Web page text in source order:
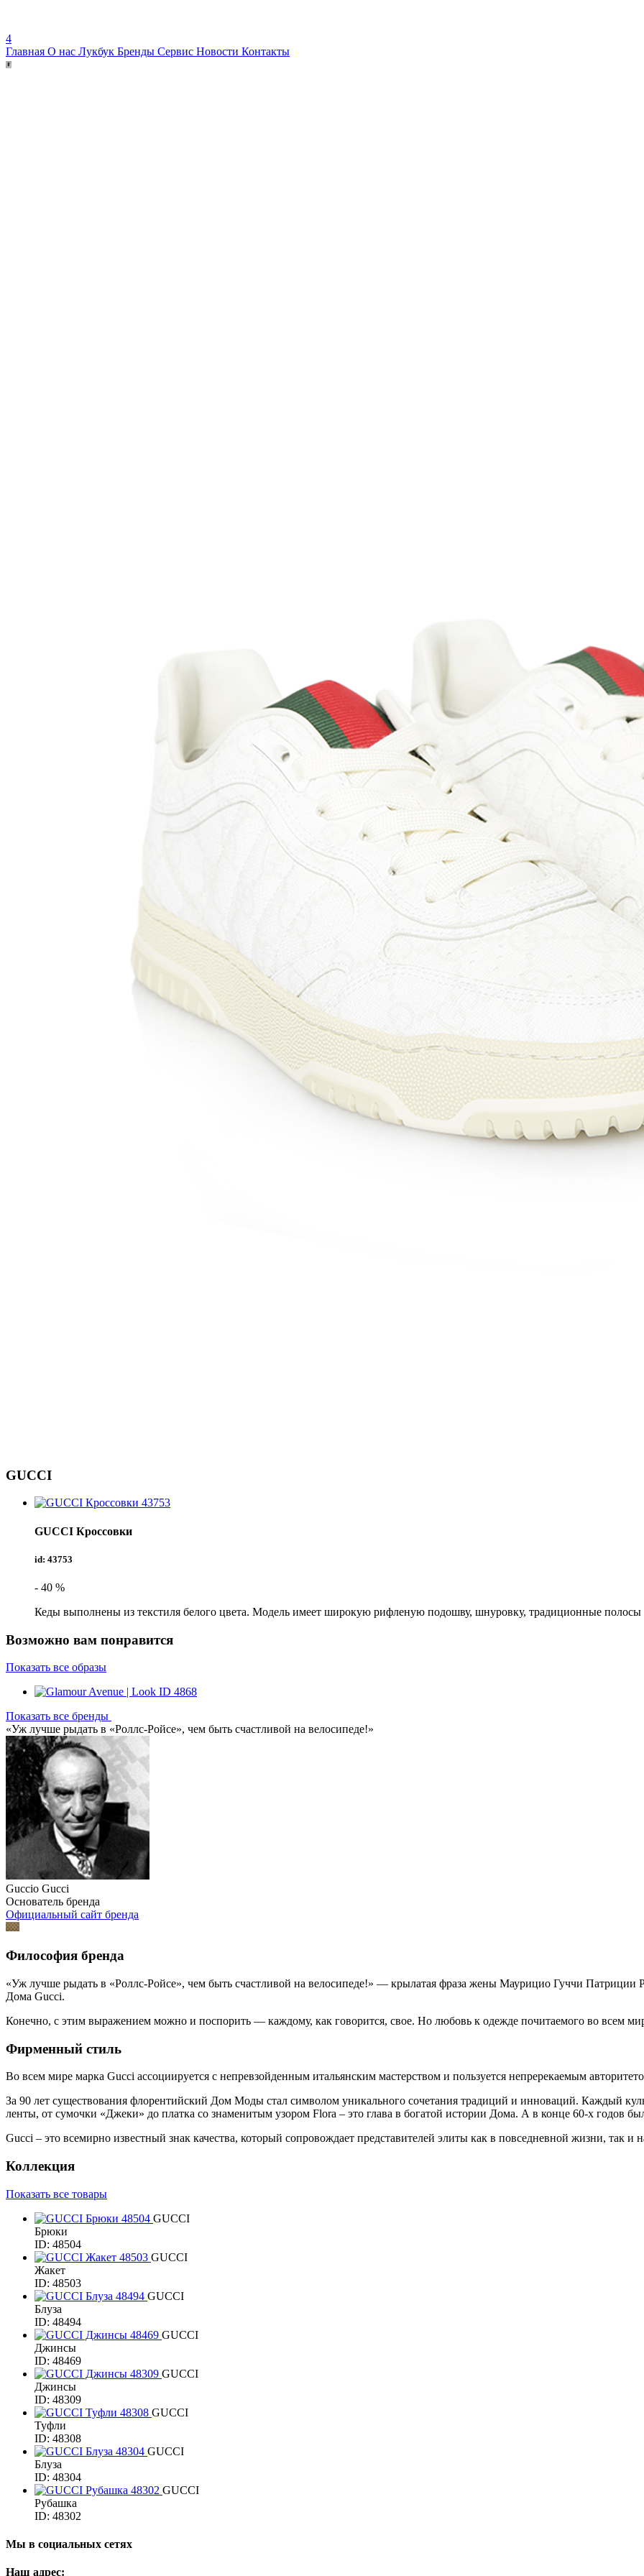
4
Главная О нас Лукбук Бренды Сервис Новости Контакты
GUCCI
GUCCI Кроссовки
id: 43753
- 40 %
Кеды выполнены из текстиля белого цвета. Модель имеет широкую рифленую подошву, шнуровку, традиционные полосы
Возможно вам понравится
Показать все образы
Показать все бренды
«Уж лучше рыдать в «Роллс-Ройсе», чем быть счастливой на велосипеде!»
Guccio Gucci
Основатель бренда
Официальный сайт бренда
Философия бренда
«Уж лучше рыдать в «Роллс-Ройсе», чем быть счастливой на велосипеде!» — крылатая фраза жены Маурицио Гуччи
Дома Gucci.
Конечно, с этим выражением можно и поспорить — каждому, как говорится, свое. Но любовь к одежде почитаемого во всем
Фирменный стиль
Во всем мире марка Gucci ассоциируется с непревзойденным итальянским мастерством и пользуется непререкаемым
За 90 лет существования флорентийский Дом Моды стал символом уникального сочетания традиций и инноваций. Каждый
ленты, от сумочки «Джеки» до платка со знаменитым узором Flora – это глава в богатой истории Дома. А в конце 60-х годов
Gucci – это всемирно известный знак качества, который сопровождает представителей элиты как в повседневной жизни, так и
Коллекция
Показать все товары
GUCCI
Брюки
ID: 48504
GUCCI
Жакет
ID: 48503
GUCCI
Блуза
ID: 48494
GUCCI
Джинсы
ID: 48469
GUCCI
Джинсы
ID: 48309
GUCCI
Туфли
ID: 48308
GUCCI
Блуза
ID: 48304
GUCCI
Рубашка
ID: 48302
Мы в социальных сетях
Наш адрес: